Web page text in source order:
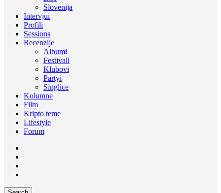
Slovenija
Intervjui
Profili
Sessions
Recenzije
Albumi
Festivali
Klubovi
Partyi
Singlice
Kolumne
Film
Kripto teme
Lifestyle
Forum